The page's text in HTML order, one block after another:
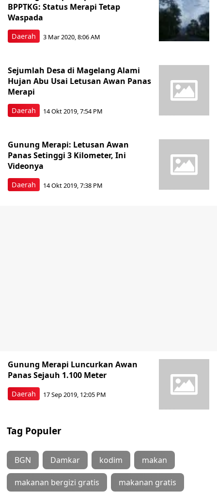
Daerah
BPPTKG: Status Merapi Tetap
Waspada
3 Mar 2020, 8:06 AM
Daerah
Sejumlah Desa di Magelang Alami
Hujan Abu Usai Letusan Awan Panas
Merapi
14 Okt 2019, 7:54 PM
Daerah
Gunung Merapi: Letusan Awan
Panas Setinggi 3 Kilometer, Ini
Videonya
14 Okt 2019, 7:38 PM
Daerah
Gunung Merapi Luncurkan Awan
Panas Sejauh 1.100 Meter
17 Sep 2019, 12:05 PM
Tag Populer
BGN Damkar kodim makan
makanan bergizi gratis makanan gratis